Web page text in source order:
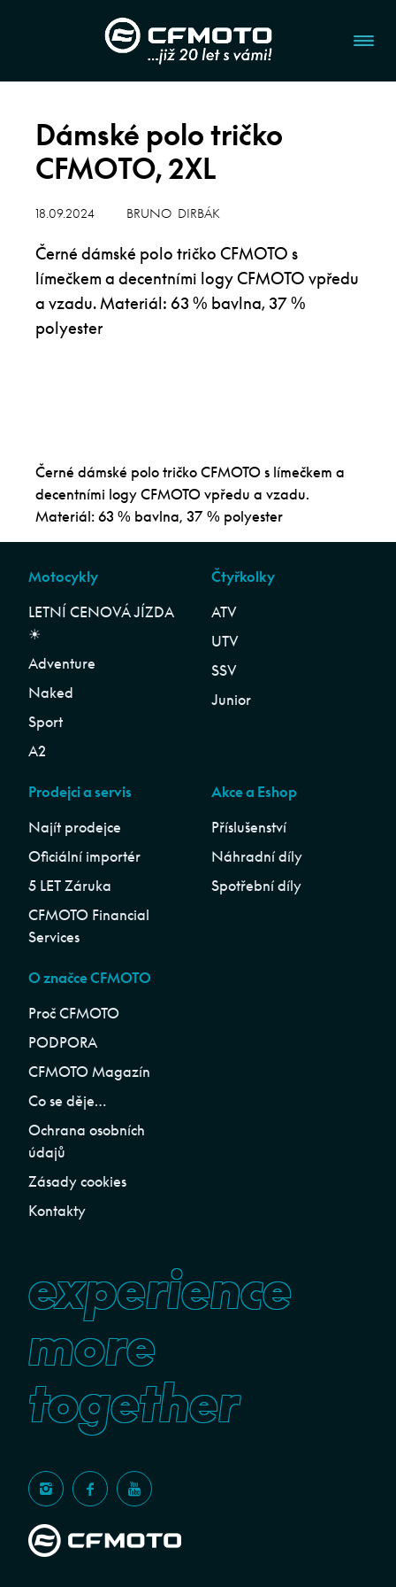
Dámské polo tričko
CFMOTO, 2XL
18.09.2024 BRUNO DIRBÁK
Černé dámské polo tričko CFMOTO s
límečkem a decentními logy CFMOTO vpředu
a vzadu. Materiál: 63 % bavlna, 37 %
polyester
Černé dámské polo tričko CFMOTO s límečkem a
decentními logy CFMOTO vpředu a vzadu.
Materiál: 63 % bavlna, 37 % polyester
Motocykly
LETNÍ CENOVÁ JÍZDA
☀︎
Adventure
Naked
Sport
A2
Čtyřkolky
ATV
UTV
SSV
Junior
Prodejci a servis
Najít prodejce
Oficiální importér
5 LET Záruka
CFMOTO Financial
Services
Akce a Eshop
Příslušenství
Náhradní díly
Spotřební díly
O značce CFMOTO
Proč CFMOTO
PODPORA
CFMOTO Magazín
Co se děje…
Ochrana osobních
údajů
Zásady cookies
Kontakty
experience
more
together